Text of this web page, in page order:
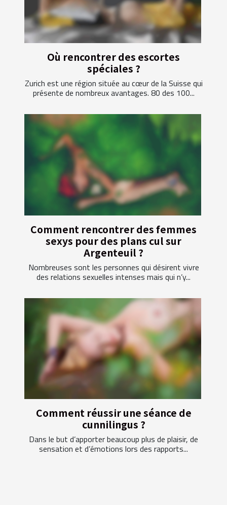
Où rencontrer des escortes
spéciales ?
Zurich est une région située au cœur de la Suisse qui
présente de nombreux avantages. 80 des 100...
Comment rencontrer des femmes
sexys pour des plans cul sur
Argenteuil ?
Nombreuses sont les personnes qui désirent vivre
des relations sexuelles intenses mais qui n’y...
Comment réussir une séance de
cunnilingus ?
Dans le but d’apporter beaucoup plus de plaisir, de
sensation et d’émotions lors des rapports...